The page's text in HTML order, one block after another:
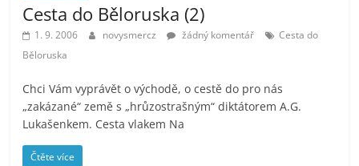
Cesta do Běloruska (2)
1. 9. 2006 novysmercz žádný komentář
Cesta do
Běloruska
Chci Vám vyprávět o východě, o cestě do pro nás
„zakázané“ země s „hrůzostrašným“ diktátorem A.G.
Lukašenkem. Cesta vlakem Na
Čtěte více